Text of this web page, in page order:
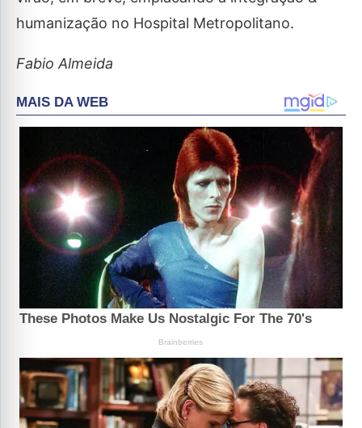
humanização no Hospital Metropolitano.
Fabio Almeida